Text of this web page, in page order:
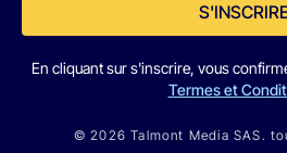
En cliquant sur s'inscrire, vous
Termes et
© 2026 Talmont Media SAS.